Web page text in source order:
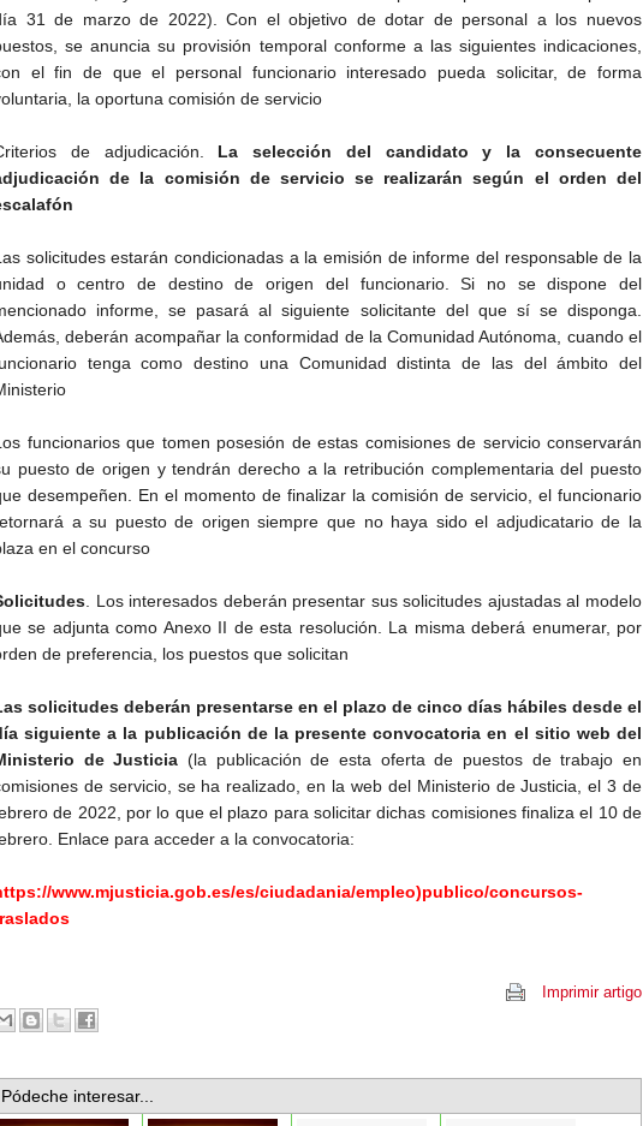
31 de marzo de 2022). Con el objetivo de dotar de personal a los nuevos
se anuncia su provisión temporal conforme a las siguientes indicaciones,
el fin de que el personal funcionario interesado pueda solicitar, de forma
la oportuna comisión de servicio
de adjudicación. La selección del candidato y la consecuente
de la comisión de servicio se realizarán según el orden del
solicitudes estarán condicionadas a la emisión de informe del responsable de la
o centro de destino de origen del funcionario. Si no se dispone del
informe, se pasará al siguiente solicitante del que sí se disponga.
deberán acompañar la conformidad de la Comunidad Autónoma, cuando el
tenga como destino una Comunidad distinta de las del ámbito del
funcionarios que tomen posesión de estas comisiones de servicio conservarán
puesto de origen y tendrán derecho a la retribución complementaria del puesto
desempeñen. En el momento de finalizar la comisión de servicio, el funcionario
a su puesto de origen siempre que no haya sido el adjudicatario de la
en el concurso
. Los interesados deberán presentar sus solicitudes ajustadas al modelo
se adjunta como Anexo II de esta resolución. La misma deberá enumerar, por
de preferencia, los puestos que solicitan
solicitudes deberán presentarse en el plazo de cinco días hábiles desde el
siguiente a la publicación de la presente convocatoria en el sitio web del
de Justicia (la publicación de esta oferta de puestos de trabajo en
de servicio, se ha realizado, en la web del Ministerio de Justicia, el 3 de
de 2022, por lo que el plazo para solicitar dichas comisiones finaliza el 10 de
Enlace para acceder a la convocatoria:
www.mjusticia.gob.es/es/ciudadania/empleo)publico/concursos-
Imprimir artigo
Pódeche interesar...